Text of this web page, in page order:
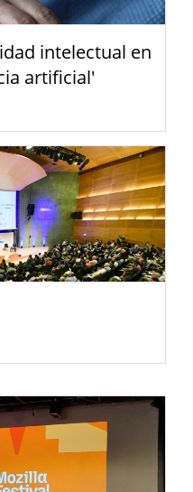
intelectual en
artificial'